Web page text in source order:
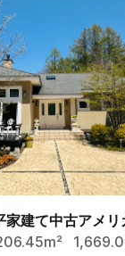
家建て中古アメ